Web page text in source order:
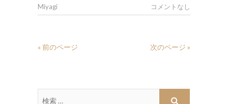
Miyagi コメントなし
« 前のページ 次のページ »